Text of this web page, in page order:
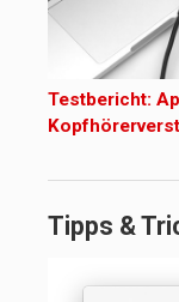
Testbericht:
Tipps &